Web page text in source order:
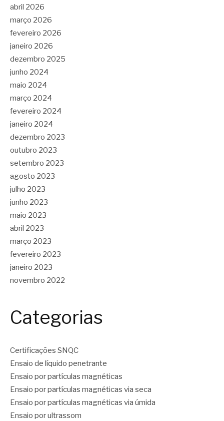
abril 2026
março 2026
fevereiro 2026
janeiro 2026
dezembro 2025
junho 2024
maio 2024
março 2024
fevereiro 2024
janeiro 2024
dezembro 2023
outubro 2023
setembro 2023
agosto 2023
julho 2023
junho 2023
maio 2023
abril 2023
março 2023
fevereiro 2023
janeiro 2023
novembro 2022
Categorias
Certificações SNQC
Ensaio de líquido penetrante
Ensaio por partículas magnéticas
Ensaio por partículas magnéticas via seca
Ensaio por partículas magnéticas via úmida
Ensaio por ultrassom